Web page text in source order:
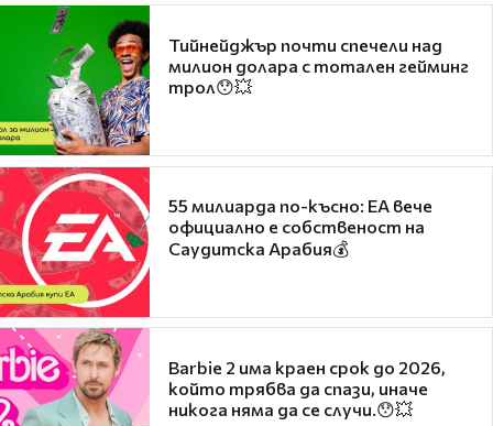
Тийнейджър почти спечели над
милион долара с тотален гейминг
трол😯💥
55 милиарда по-късно: EA вече
официално е собственост на
Саудитска Арабия💰
Barbie 2 има краен срок до 2026,
който трябва да спази, иначе
никога няма да се случи.😯💥